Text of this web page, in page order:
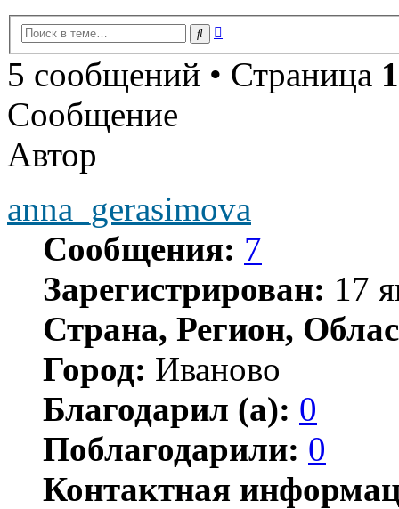
Поиск
5 сообщений • Страница 1
Сообщение
Автор
anna_gerasimova
Сообщения: 7
Зарегистрирован: 17
Страна, Регион,
Город: Иваново
Благодарил (а): 0
Поблагодарили: 0
Контактная